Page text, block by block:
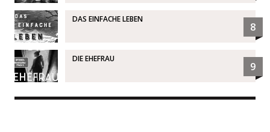
DAS EINFACHE LEBEN
8
DIE EHEFRAU
9